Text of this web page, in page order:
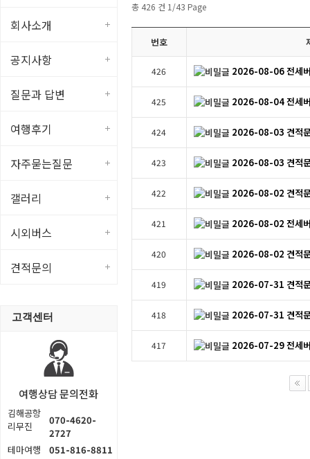
회사소개
공지사항
질문과 답변
여행후기
자주묻는질문
갤러리
시외버스
견적문의
고객센터
여행상담 문의전화
김해공항
리무진
070-4620-
2727
테마여행
051-816-8811
총 426 건 1/43 Page
번호
426 2026-08-06 전세
425 2026-08-04 전세
424 2026-08-03 견적
423 2026-08-03 견적
422 2026-08-02 견적
421 2026-08-02 전세
420 2026-08-02 견적
419 2026-07-31 견적
418 2026-07-31 견적
417 2026-07-29 전세